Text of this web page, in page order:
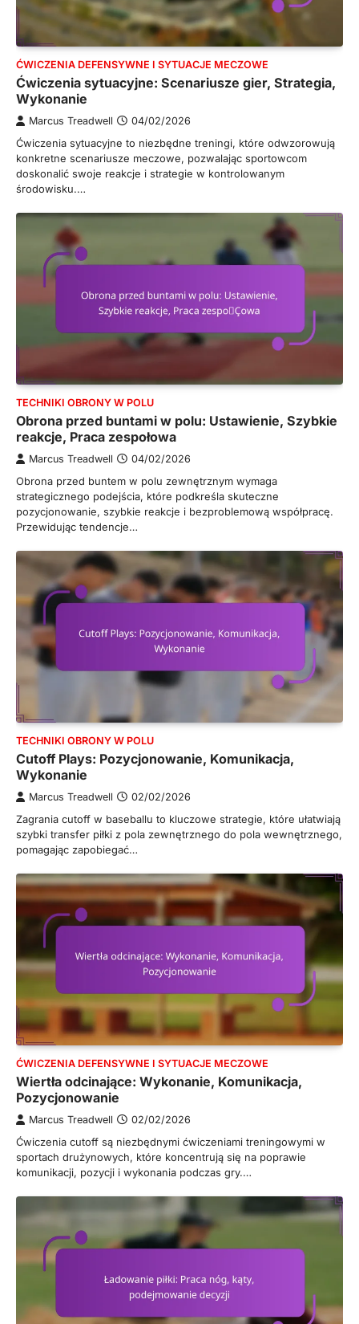
ĆWICZENIA DEFENSYWNE I SYTUACJE MECZOWE
Ćwiczenia sytuacyjne: Scenariusze gier, Strategia,
Wykonanie
Marcus Treadwell 04/02/2026
Ćwiczenia sytuacyjne to niezbędne treningi, które odwzorowują
konkretne scenariusze meczowe, pozwalając sportowcom
doskonalić swoje reakcje i strategie w kontrolowanym
środowisku.…
TECHNIKI OBRONY W POLU
Obrona przed buntami w polu: Ustawienie, Szybkie
reakcje, Praca zespołowa
Marcus Treadwell 04/02/2026
Obrona przed buntem w polu zewnętrznym wymaga
strategicznego podejścia, które podkreśla skuteczne
pozycjonowanie, szybkie reakcje i bezproblemową współpracę.
Przewidując tendencje…
TECHNIKI OBRONY W POLU
Cutoff Plays: Pozycjonowanie, Komunikacja,
Wykonanie
Marcus Treadwell 02/02/2026
Zagrania cutoff w baseballu to kluczowe strategie, które ułatwiają
szybki transfer piłki z pola zewnętrznego do pola wewnętrznego,
pomagając zapobiegać…
ĆWICZENIA DEFENSYWNE I SYTUACJE MECZOWE
Wiertła odcinające: Wykonanie, Komunikacja,
Pozycjonowanie
Marcus Treadwell 02/02/2026
Ćwiczenia cutoff są niezbędnymi ćwiczeniami treningowymi w
sportach drużynowych, które koncentrują się na poprawie
komunikacji, pozycji i wykonania podczas gry.…